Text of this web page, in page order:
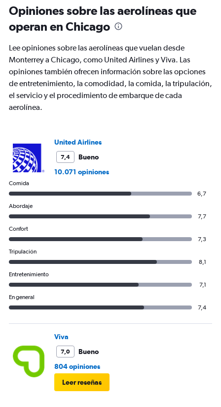
categories.
chart
1
Y
axis
Number
of
flights.
15.
Opiniones sobre las aerolíneas que
operan en Chicago
Lee opiniones sobre las aerolíneas que vuelan desde
Monterrey a Chicago, como United Airlines y Viva. Las
opiniones también ofrecen información sobre las opciones
de entretenimiento, la comodidad, la comida, la tripulación,
el servicio y el procedimiento de embarque de cada
aerolínea.
United Airlines
7,4
Bueno
10.071 opiniones
Comida
6,7
Abordaje
7,7
Confort
7,3
Tripulación
8,1
Entretenimiento
7,1
En general
7,4
Viva
7,0
Bueno
804 opiniones
Leer reseñas